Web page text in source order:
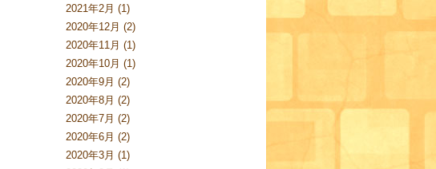
2021年2月 (1)
2020年12月 (2)
2020年11月 (1)
2020年10月 (1)
2020年9月 (2)
2020年8月 (2)
2020年7月 (2)
2020年6月 (2)
2020年3月 (1)